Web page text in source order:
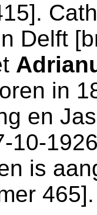
].
Delft [
in
en
10-
is
465].